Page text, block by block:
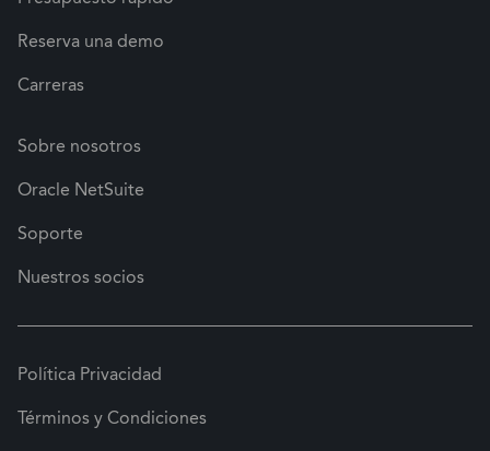
Reserva una demo
Carreras
Sobre nosotros
Oracle NetSuite
Soporte
Nuestros socios
Política Privacidad
Términos y Condiciones